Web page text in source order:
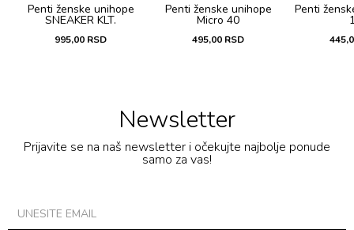
Penti ženske unihope
SNEAKER KLT.
995,00 RSD
Penti ženske unihope
Micro 40
495,00 RSD
Penti
Newsletter
Prijavite se na naš newsletter i očekujte najbolje ponude
samo za vas!